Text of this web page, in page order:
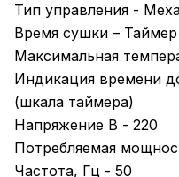
Тип управления -
Время сушки –
Максимальная
Индикация времени
(шкала таймера)
Напряжение В - 220
Потребляемая
Частота, Гц - 50